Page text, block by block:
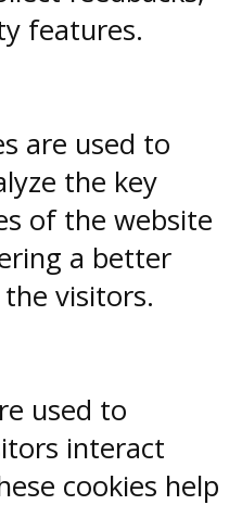
features.
are used to
the key
of the website
a better
visitors.
used to
interact
cookies help